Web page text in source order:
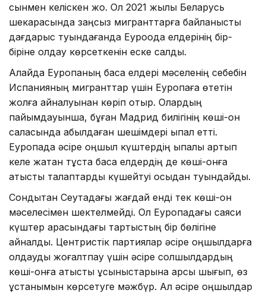
сынмен келіскен жоқ. Ол 2021 жылы Беларусь
шекарасында заңсыз мигранттарға байланысты
дағдарыс туындағанда Еуроодақ елдерінің бір-
біріне қолдау көрсеткенін еске салды.
Алайда Еуропаның басқа елдері мәселенің себебін
Испанияның мигранттар үшін Еуропаға өтетін
жолға айналуынан көріп отыр. Олардың
пайымдауынша, бұған Мадрид билігінің көші-қон
саласында қабылдаған шешімдері ықпал етті.
Еуропада әсіре оңшыл күштердің ықпалы артып
келе жатқан тұста басқа елдердің де көші-қонға
қатысты талаптарды күшейтуі осыдан туындайды.
Сондықтан Сеутадағы жағдай енді тек көші-қон
мәселесімен шектелмейді. Ол Еуропадағы саяси
күштер арасындағы тартыстың бір бөлігіне
айналды. Центристік партиялар әсіре оңшылдарға
қолдауды жоғалтпау үшін әсіре солшылдардың
көші-қонға қатысты ұсыныстарына қарсы шығып, өз
ұстанымын көрсетуге мәжбүр. Ал әсіре оңшылдар